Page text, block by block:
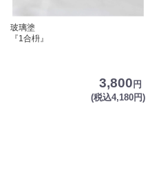
玻璃塗
『1合枡』
3,800 円
(税込4,180円)